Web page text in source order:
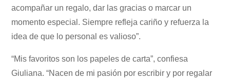
acompañar un regalo, dar las gracias o marcar un
momento especial. Siempre refleja cariño y refuerza la
idea de que lo personal es valioso”.
“Mis favoritos son los papeles de carta”, confiesa
Giuliana. “Nacen de mi pasión por escribir y por regalar